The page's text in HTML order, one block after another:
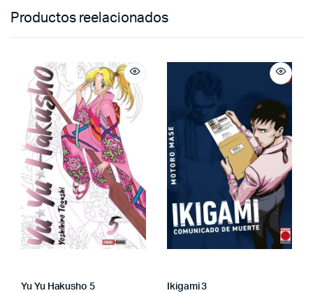
Productos reelacionados
Yu Yu Hakusho 5 Ikigami 3